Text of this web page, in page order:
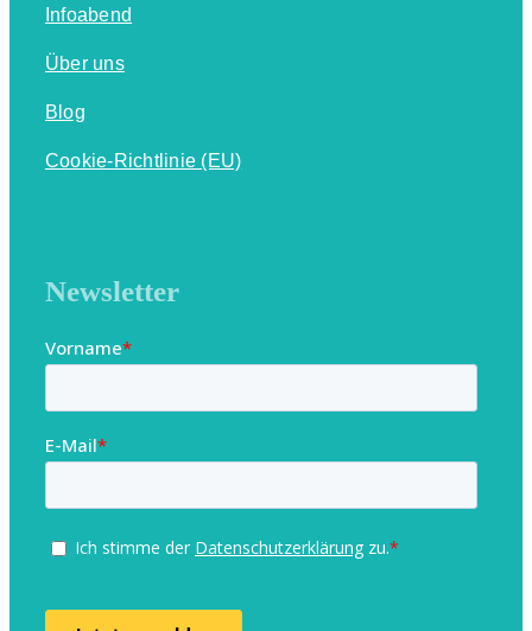
Infoabend
Über uns
Blog
Cookie-Richtlinie (EU)
Newsletter